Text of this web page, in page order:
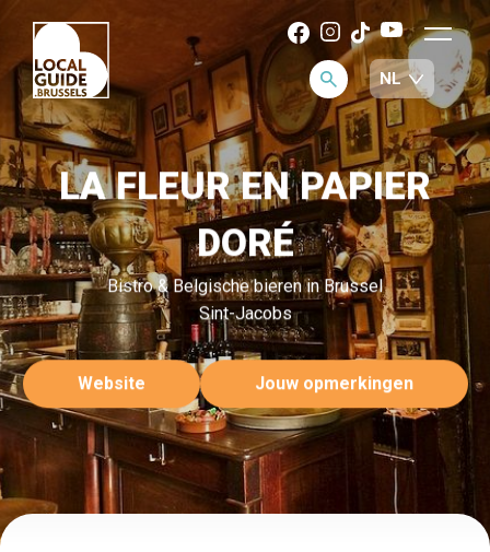
LA FLEUR EN PAPIER
DORÉ
Bistro & Belgische bieren in Brussel
Sint-Jacobs
Website Jouw opmerkingen